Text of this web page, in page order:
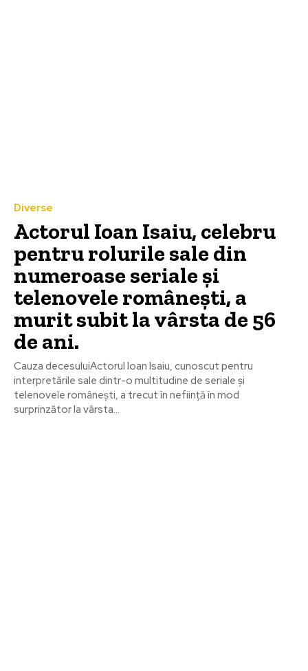
Diverse
Actorul Ioan Isaiu, celebru
pentru rolurile sale din
numeroase seriale și
telenovele românești, a
murit subit la vârsta de 56
de ani.
Cauza decesuluiActorul Ioan Isaiu, cunoscut pentru
interpretările sale dintr-o multitudine de seriale și
telenovele românești, a trecut în neființă în mod
surprinzător la vârsta...